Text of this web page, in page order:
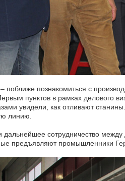
поближе познакомиться с
пунктов в рамках делового
увидели, как отливают
линию.
дальнейшее сотрудничество
предъявляют промышленники